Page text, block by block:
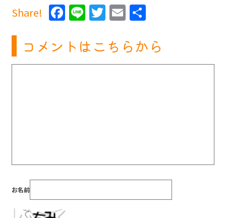
Share! Facebook
LineTwitter
Email
コメントはこちらから
お名前